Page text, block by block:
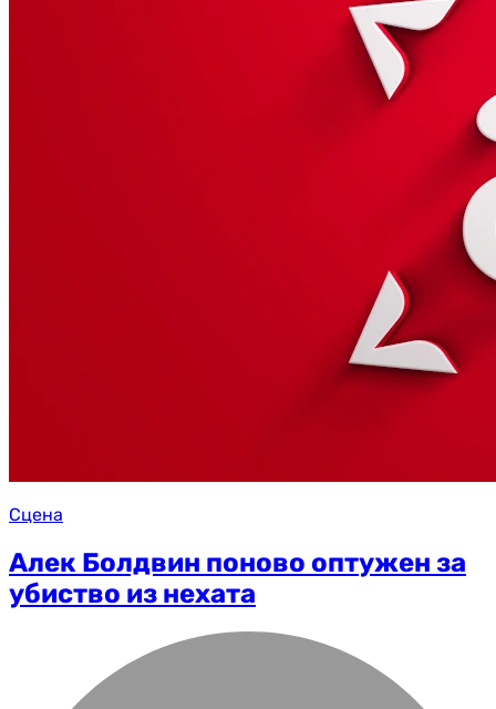
Сцена
Алек Болдвин поново оптужен за
убиство из нехата